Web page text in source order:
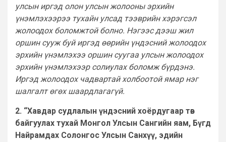
улсын иргэд олон улсын жолооны эрхийн
үнэмлэхээрээ тухайн улсад тээврийн хэрэгсэл
жолоодох боломжтой болно. Нэгээс дээш жил
оршин сууж буй иргэд өөрийн үндэсний жолоодох
эрхийн үнэмлэхээ оршин суугаа улсын жолоодох
эрхийн үнэмлэхээр солиулах боломж бүрдэнэ.
Иргэд жолоодох чадвартай холбоотой ямар нэг
шалгалт өгөх шаардлагагүй.
2. “Хавдар судлалын үндэсний хоёрдугаар төв
байгуулах тухай Монгол Улсын Сангийн яам, Бүгд
Найрамдах Солонгос Улсын Санхүү, эдийн